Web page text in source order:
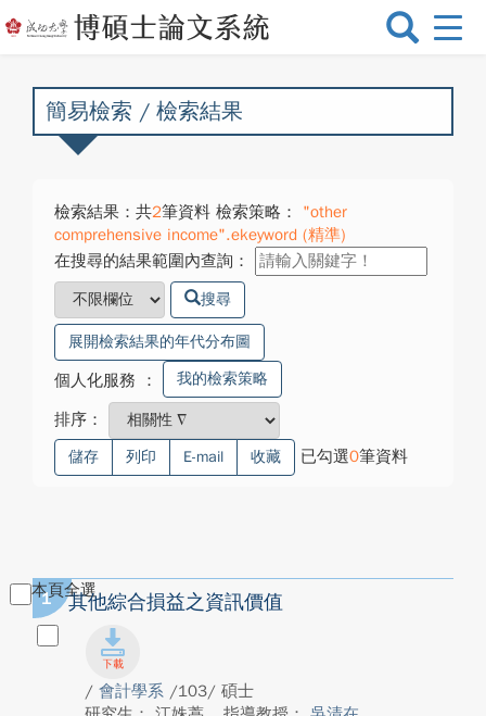
選
換
簡易檢索 / 檢索結果
檢索結果：共2筆資料 檢索策略：
"other
comprehensive income".ekeyword (精準)
在搜尋的結果範圍內查詢：
搜尋
展開檢索結果的年代分布圖
個人化服務 ： 我的檢索策略
排序：
儲存 列印 E-mail 收藏 已勾選0筆資料
本頁全選
1 其他綜合損益之資訊價值
/ 會計學系 /103/ 碩士